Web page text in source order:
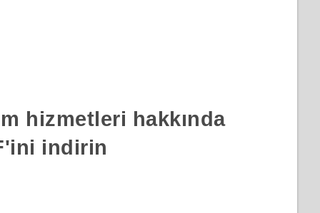
hizmetleri hakkında
indirin